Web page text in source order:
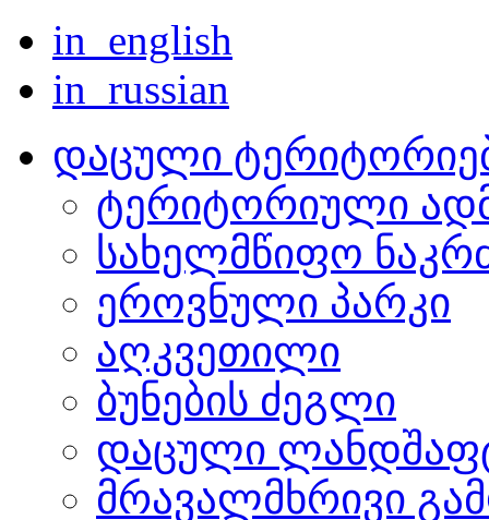
in_english
in_russian
დაცული
ტერიტორიული
სახელმწიფო
ეროვნული პარკი
აღკვეთილი
ბუნების ძეგლი
დაცული
მრავალმხრივი